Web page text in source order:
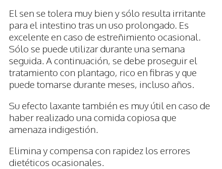
El sen se tolera muy bien y sólo resulta irritante
para el intestino tras un uso prolongado. Es
excelente en caso de estreñimiento ocasional.
Sólo se puede utilizar durante una semana
seguida. A continuación, se debe proseguir el
tratamiento con plantago, rico en fibras y que
puede tomarse durante meses, incluso años.
Su efecto laxante también es muy útil en caso de
haber realizado una comida copiosa que
amenaza indigestión.
Elimina y compensa con rapidez los errores
dietéticos ocasionales.